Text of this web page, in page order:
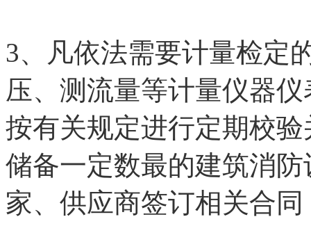
3、凡依法需要计量检定
压、测流量等计量仪器
按有关规定进行定期校
储备一定数最的建筑消
家、供应商签订相关合